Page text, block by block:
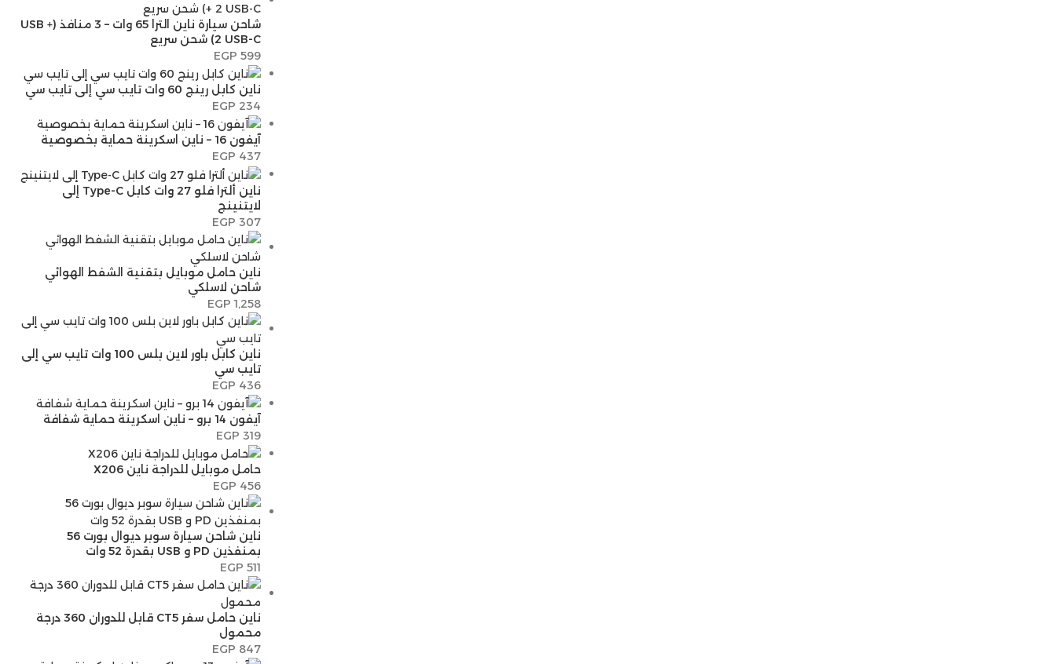
شاحن سيارة ناين الترا 65 وات – 3 منافذ (USB +
2 USB-C) شحن سريع
EGP 599
ناين كابل رينج 60 وات تايب سي إلى تايب سي
EGP 234
آيفون 16 – ناين اسكرينة حماية بخصوصية
EGP 437
ناين ألترا فلو 27 وات كابل Type-C إلى
لايتنينج
EGP 307
ناين حامل موبايل بتقنية الشفط الهوائي
شاحن لاسلكي
EGP 1,258
ناين كابل باور لاين بلس 100 وات تايب سي إلى
تايب سي
EGP 436
آيفون 14 برو – ناين اسكرينة حماية شفافة
EGP 319
حامل موبايل للدراجة ناين X206
EGP 456
ناين شاحن سيارة سوبر ديوال بورت 56
بمنفذين PD و USB بقدرة 52 وات
EGP 511
ناين حامل سفر CT5 قابل للدوران 360 درجة
محمول
EGP 847